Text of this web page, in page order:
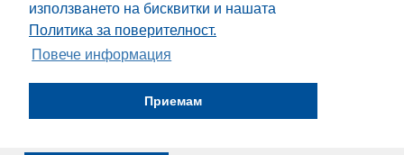
използването на бисквитки и нашата
Политика за поверителност.
Повече информация
Приемам